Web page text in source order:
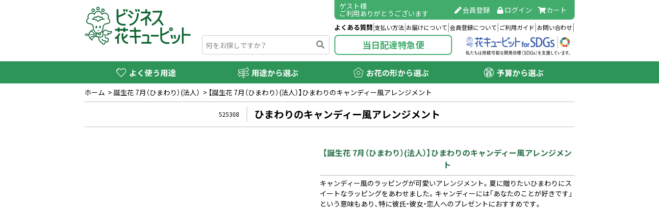
ゲスト様
ご利用ありがとうございます 会員登録 ログイン カート
よくある質問 支払い方法 お届けについて 会員登録について ご利用ガイド お問い合わせ
当日配達特急便
よく使う用途 用途から選ぶ お花の形から選ぶ 予算から選ぶ
ホーム >誕生花 7月（ひまわり）(法人） > 【誕生花 7月（ひまわり）(法人）】ひまわりのキャンディー風アレンジメント
525308 ひまわりのキャンディー風アレンジメント
【誕生花 7月（ひまわり）(法人）】ひまわりのキャンディー風アレンジメン
ト
キャンディー風のラッピングが可愛いアレンジメント。夏に贈りたいひまわりにス
イートなラッピングをあわせました。キャンディーには「あなたのことが好きです」
という意味もあり、特に彼氏・彼女・恋人へのプレゼントにおすすめです。